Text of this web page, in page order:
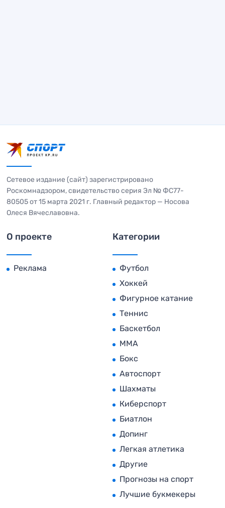
Сетевое издание (сайт) зарегистрировано
Роскомнадзором, свидетельство серия Эл № ФС77-
80505 от 15 марта 2021 г. Главный редактор — Носова
Олеся Вячеславовна.
О проекте
Реклама
Категории
Футбол
Хоккей
Фигурное катание
Теннис
Баскетбол
MMA
Бокс
Автоспорт
Шахматы
Киберспорт
Биатлон
Допинг
Легкая атлетика
Другие
Прогнозы на спорт
Лучшие букмекеры